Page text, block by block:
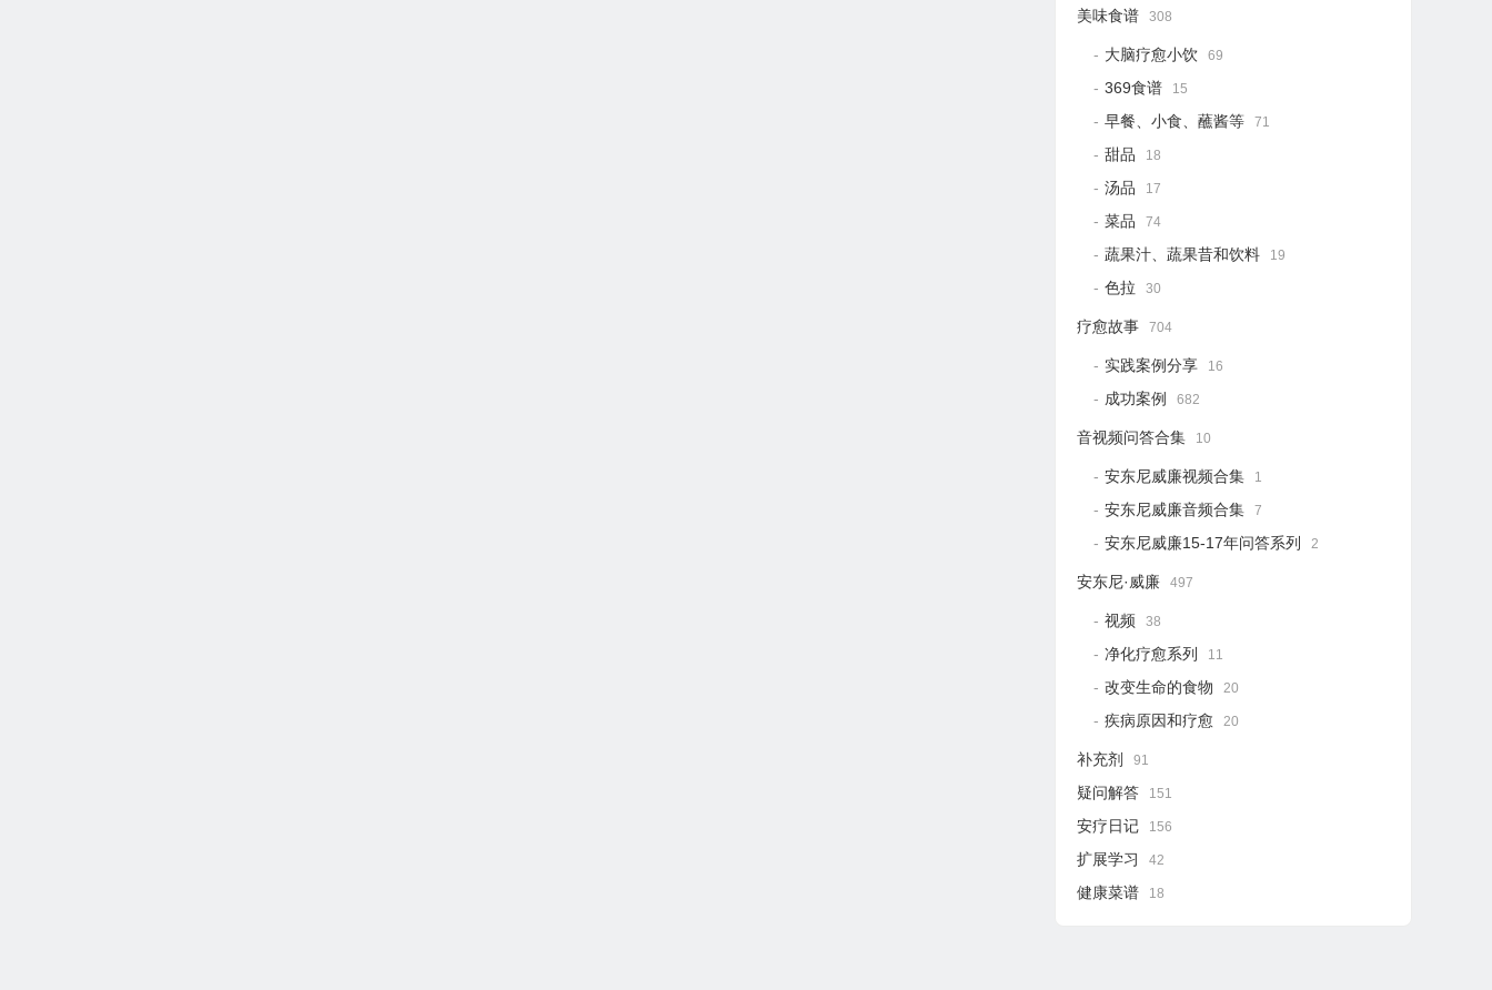
美味食谱 308
大脑疗愈小饮 69
369食谱 15
早餐、小食、蘸酱等 71
甜品 18
汤品 17
菜品 74
蔬果汁、蔬果昔和饮料 19
色拉 30
疗愈故事 704
实践案例分享 16
成功案例 682
音视频问答合集 10
安东尼威廉视频合集 1
安东尼威廉音频合集 7
安东尼威廉15-17年问答系列 2
安东尼·威廉 497
视频 38
净化疗愈系列 11
改变生命的食物 20
疾病原因和疗愈 20
补充剂 91
疑问解答 151
安疗日记 156
扩展学习 42
健康菜谱 18